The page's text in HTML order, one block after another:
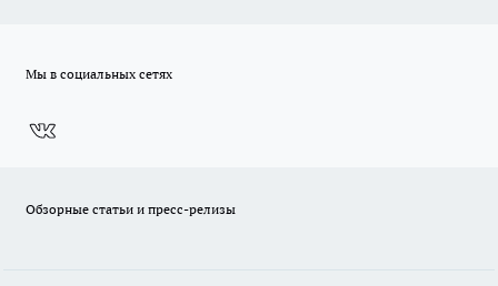
Мы в социальных сетях
Обзорные статьи и пресс-релизы